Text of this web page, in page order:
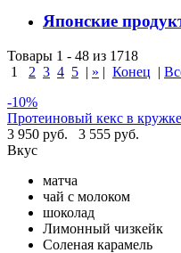
Японские
Товары 1 - 48 из 1718
1
2 3 4 5 | » | Конец |
-10%
Протеиновый кекс в
3 950 руб.
3 555 руб.
Вкус
матча
чай с молоком
шоколад
Лимонный чизкейк
Соленая карамель